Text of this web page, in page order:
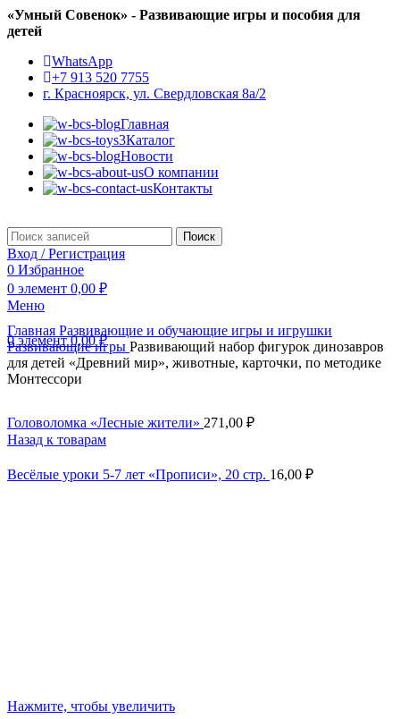
«Умный Совенок» - Развивающие игры и пособия для
детей
WhatsApp
+7 913 520 7755
г. Красноярск, ул. Свердловская 8а/2
Главная
Каталог
Новости
О компании
Контакты
Поиск
Вход / Регистрация
0 Избранное
0 элемент 0,00 ₽
Меню
0элемент 0,00₽
Главная Развивающие и обучающие игры и игрушки
Развивающие игры Развивающий набор фигурок динозавров
для детей «Древний мир», животные, карточки, по методике
Монтессори
Головоломка «Лесные жители» 271,00 ₽
Назад к товарам
Весёлые уроки 5-7 лет «Прописи», 20 стр. 16,00 ₽
Нажмите, чтобы увеличить